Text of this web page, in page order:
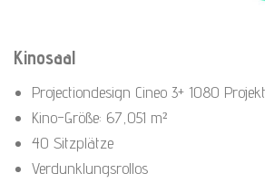
Kinosaal
Projectiondesign Cineo 3+ 1080
Kino-Größe: 67,051 m²
40 Sitzplätze
Verdunklungsrollos